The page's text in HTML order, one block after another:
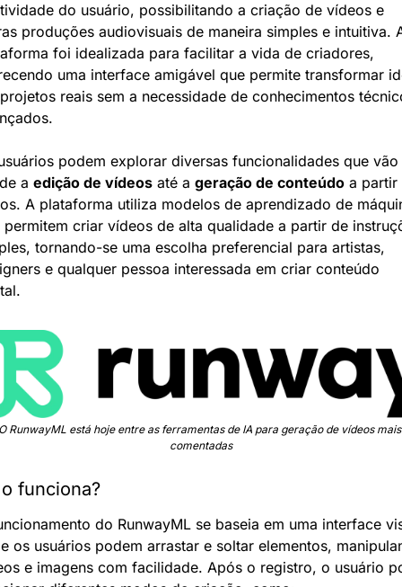
do usuário, possibilitando a criação de vídeos e
produções audiovisuais de maneira simples e intuitiva.
foi idealizada para facilitar a vida de criadores,
uma interface amigável que permite transformar
reais sem a necessidade de conhecimentos
podem explorar diversas funcionalidades que vão
a edição de vídeos até a geração de conteúdo a partir
A plataforma utiliza modelos de aprendizado de
permitem criar vídeos de alta qualidade a partir de
tornando-se uma escolha preferencial para artistas,
e qualquer pessoa interessada em criar conteúdo
RunwayML está hoje entre as ferramentas de IA para geração de vídeos mais
comentadas
funciona?
do RunwayML se baseia em uma interface
os usuários podem arrastar e soltar elementos,
e imagens com facilidade. Após o registro, o usuário